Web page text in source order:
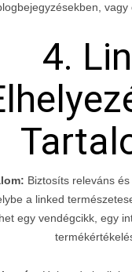
vagy
4.
Biztosíts releváns
a linked
egy vendégcikk, egy